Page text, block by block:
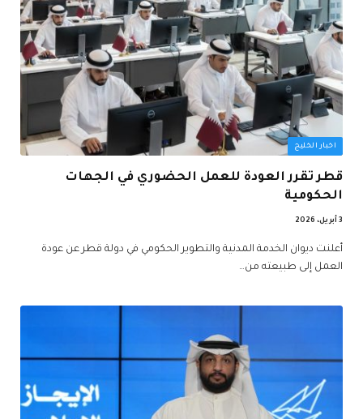
اخبار الخليج
قطر تقرر العودة للعمل الحضوري في الجهات
الحكومية
3 أبريل، 2026
أعلنت ديوان الخدمة المدنية والتطوير الحكومي في دولة قطر عن عودة
العمل إلى طبيعته من…